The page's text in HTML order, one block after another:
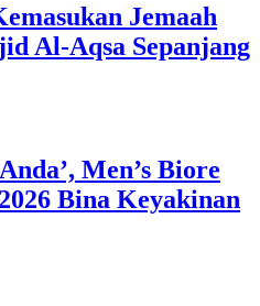
Jemaah
Al-Aqsa Sepanjang
Men’s Biore
Bina Keyakinan